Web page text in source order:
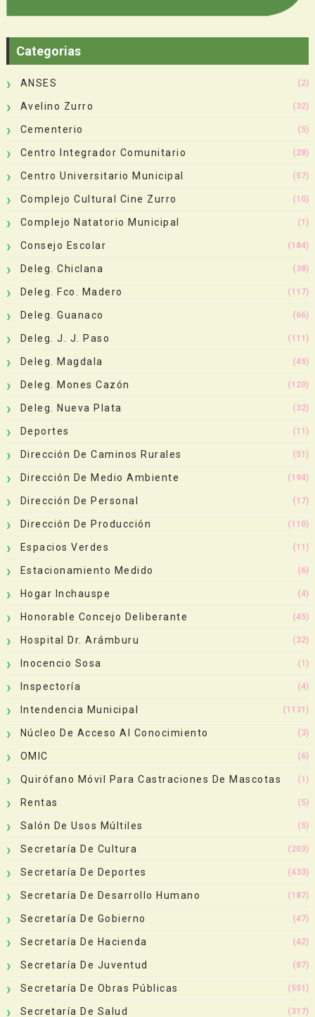
Categorias
ANSES (2)
Avelino Zurro (32)
Cementerio (5)
Centro Integrador Comunitario (28)
Centro Universitario Municipal (57)
Complejo Cultural Cine Zurro (10)
Complejo Natatorio Municipal (1)
Consejo Escolar (184)
Deleg. Chiclana (38)
Deleg. Fco. Madero (117)
Deleg. Guanaco (66)
Deleg. J. J. Paso (111)
Deleg. Magdala (45)
Deleg. Mones Cazón (120)
Deleg. Nueva Plata (32)
Deportes (11)
Dirección De Caminos Rurales (51)
Dirección De Medio Ambiente (194)
Dirección De Personal (17)
Dirección De Producción (110)
Espacios Verdes (11)
Estacionamiento Medido (6)
Hogar Inchauspe (4)
Honorable Concejo Deliberante (45)
Hospital Dr. Arámburu (32)
Inocencio Sosa (1)
Inspectoría (4)
Intendencia Municipal (1131)
Núcleo De Acceso Al Conocimiento (3)
OMIC (6)
Quirófano Móvil Para Castraciones De Mascotas (1)
Rentas (5)
Salón De Usos Múltiles (5)
Secretaría De Cultura (203)
Secretaría De Deportes (433)
Secretaría De Desarrollo Humano (187)
Secretaría De Gobierno (47)
Secretaría De Hacienda (42)
Secretaría De Juventud (87)
Secretaría De Obras Públicas (551)
Secretaría De Salud (317)